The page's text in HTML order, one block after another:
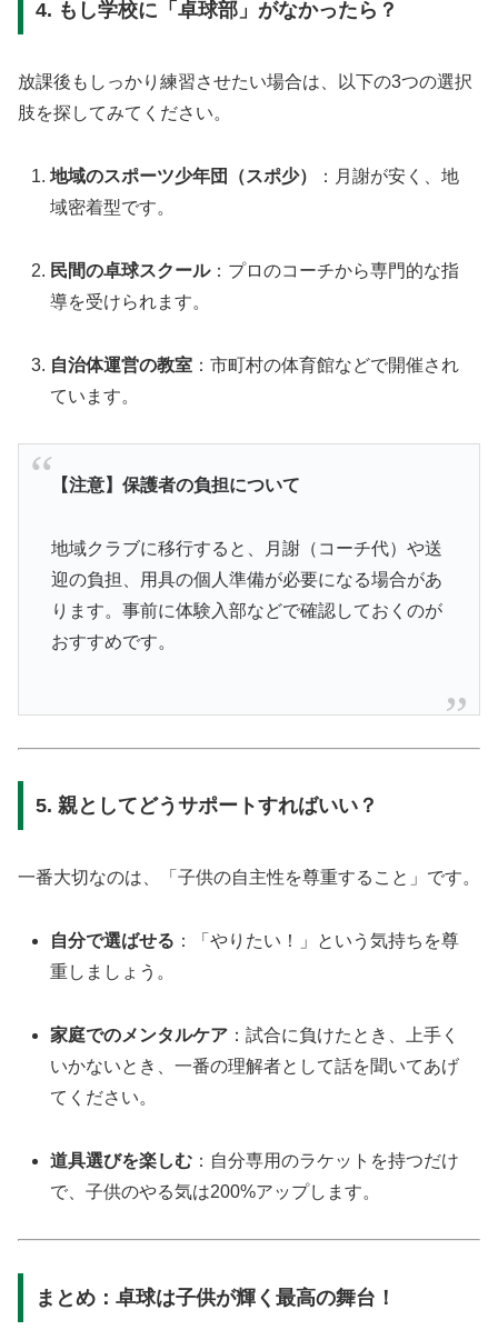
4. もし学校に「卓球部」がなかったら？
放課後もしっかり練習させたい場合は、以下の3つの選択
肢を探してみてください。
地域のスポーツ少年団（スポ少）
：月謝が安く、地
域密着型です。
民間の卓球スクール：プロのコーチから専門的な指
導を受けられます。
自治体運営の教室 ：市町村の体育館などで開催され
ています。
【注意】保護者の負担について
地域クラブに移行すると、月謝（コーチ代）や送
迎の負担、用具の個人準備が必要になる場合があ
ります。事前に体験入部などで確認しておくのが
おすすめです。
5. 親としてどうサポートすればいい？
一番大切なのは、「子供の自主性を尊重すること」です。
自分で選ばせる ：「やりたい！」という気持ちを尊
重しましょう。
家庭でのメンタルケア ：試合に負けたとき、上手く
いかないとき、一番の理解者として話を聞いてあげ
てください。
道具選びを楽しむ ：自分専用のラケットを持つだけ
で、子供のやる気は200%アップします。
まとめ：卓球は子供が輝く最高の舞台！